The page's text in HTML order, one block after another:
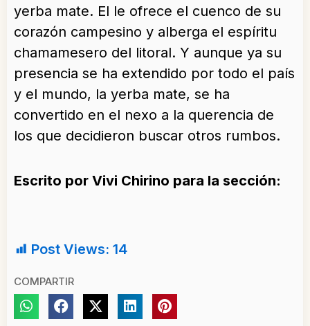
yerba mate. El le ofrece el cuenco de su
corazón campesino y alberga el espíritu
chamamesero del litoral. Y aunque ya su
presencia se ha extendido por todo el país
y el mundo, la yerba mate, se ha
convertido en el nexo a la querencia de
los que decidieron buscar otros rumbos.
Escrito por Vivi Chirino para la sección:
Post Views: 14
COMPARTIR